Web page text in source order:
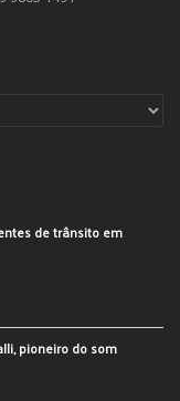
de trânsito em
pioneiro do som